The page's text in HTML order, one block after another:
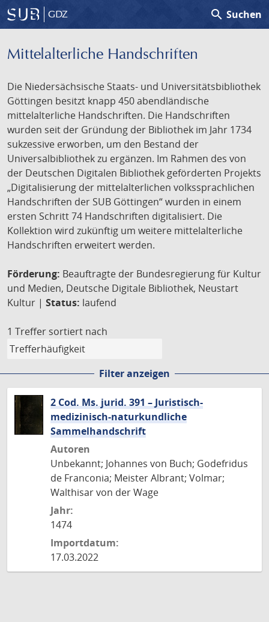
GDZ search Suchen
Mittelalterliche Handschriften
Die Niedersächsische Staats- und Universitätsbibliothek
Göttingen besitzt knapp 450 abendländische
mittelalterliche Handschriften. Die Handschriften
wurden seit der Gründung der Bibliothek im Jahr 1734
sukzessive erworben, um den Bestand der
Universalbibliothek zu ergänzen. Im Rahmen des von
der Deutschen Digitalen Bibliothek geförderten Projekts
„Digitalisierung der mittelalterlichen volkssprachlichen
Handschriften der SUB Göttingen“ wurden in einem
ersten Schritt 74 Handschriften digitalisiert. Die
Kollektion wird zukünftig um weitere mittelalterliche
Handschriften erweitert werden.
Förderung: Beauftragte der Bundesregierung für Kultur
und Medien, Deutsche Digitale Bibliothek, Neustart
Kultur | Status: laufend
1 Treffer sortiert nach
Filter anzeigen
2 Cod. Ms. jurid. 391 – Juristisch-
medizinisch-naturkundliche
Sammelhandschrift
Autoren
Unbekannt; Johannes von Buch; Godefridus
de Franconia; Meister Albrant; Volmar;
Walthisar von der Wage
Jahr:
1474
Importdatum:
17.03.2022